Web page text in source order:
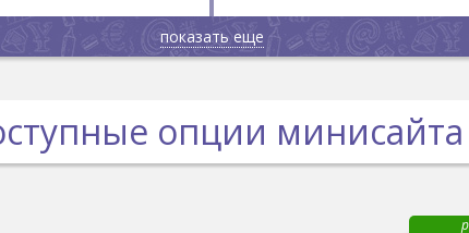
показать еще
опции минисайта